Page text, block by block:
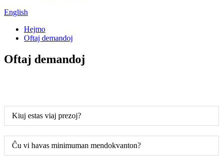
English
Hejmo
Oftaj demandoj
Oftaj demandoj
Kiuj estas viaj prezoj?
Ĉu vi havas minimuman mendokvanton?